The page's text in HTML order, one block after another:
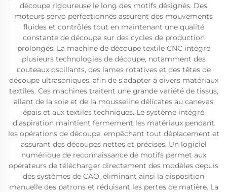
découpe rigoureuse le long des motifs désignés. Des
moteurs servo perfectionnés assurent des mouvements
fluides et contrôlés tout en maintenant une qualité
constante de découpe sur des cycles de production
prolongés. La machine de découpe textile CNC intègre
plusieurs technologies de découpe, notamment des
couteaux oscillants, des lames rotatives et des têtes de
découpe ultrasoniques, afin de s’adapter à divers matériaux
textiles. Ces machines traitent une grande variété de tissus,
allant de la soie et de la mousseline délicates au canevas
épais et aux textiles techniques. Le système intégré
d’aspiration maintient fermement les matériaux pendant
les opérations de découpe, empêchant tout déplacement et
assurant des découpes nettes et précises. Un logiciel
numérique de reconnaissance de motifs permet aux
opérateurs de télécharger directement des modèles depuis
des systèmes de CAO, éliminant ainsi la disposition
manuelle des patrons et réduisant les pertes de matière. La